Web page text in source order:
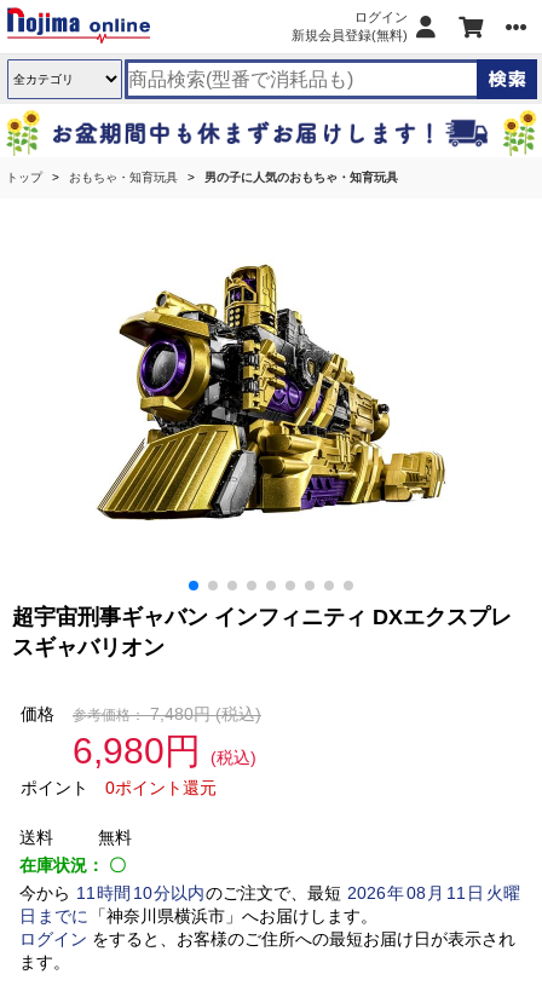
ログイン
新規会員登録(無料)
トップ おもちゃ・知育玩具 男の子に人気のおもちゃ・知育玩具
超宇宙刑事ギャバン インフィニティ DXエクスプレ
スギャバリオン
価格 参考価格： 7,480円(税込)
6,980円
(税込)
ポイント
0ポイント還元
送料
無料
在庫状況： 〇
今から 11 時間 10分以内のご注文で、最短 2026年08 月 11 日火曜
日 までに 「神奈川県横浜市」 へお届けします。
ログイン をすると、お客様のご住所への最短お届け日が表示され
ます。